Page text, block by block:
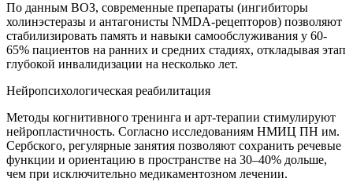
По данным ВОЗ, современные препараты (ингибиторы
холинэстеразы и антагонисты NMDA-рецепторов) позволяют
стабилизировать память и навыки самообслуживания у 60-
65% пациентов на ранних и средних стадиях, откладывая этап
глубокой инвалидизации на несколько лет.
Нейропсихологическая реабилитация
Методы когнитивного тренинга и арт-терапии стимулируют
нейропластичность. Согласно исследованиям НМИЦ ПН им.
Сербского, регулярные занятия позволяют сохранить речевые
функции и ориентацию в пространстве на 30–40% дольше,
чем при исключительно медикаментозном лечении.